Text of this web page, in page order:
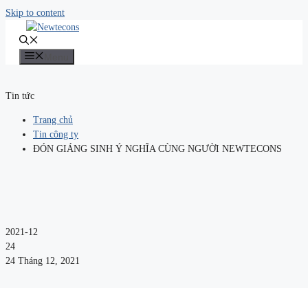
Skip to content
Tin tức
Trang chủ
Tin công ty
ĐÓN GIÁNG SINH Ý NGHĨA CÙNG NGƯỜI NEWTECONS
2021-12
24
24 Tháng 12, 2021